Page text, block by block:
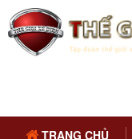
TRANG CHỦ